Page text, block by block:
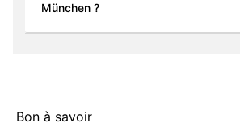
München ?
Bon à savoir